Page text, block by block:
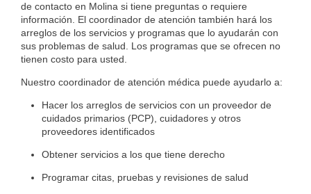
de contacto en Molina si tiene preguntas o requiere
información. El coordinador de atención también hará los
arreglos de los servicios y programas que lo ayudarán con
sus problemas de salud. Los programas que se ofrecen no
tienen costo para usted.
Nuestro coordinador de atención médica puede ayudarlo a:
Hacer los arreglos de servicios con un proveedor de
cuidados primarios (PCP), cuidadores y otros
proveedores identificados
Obtener servicios a los que tiene derecho
Programar citas, pruebas y revisiones de salud